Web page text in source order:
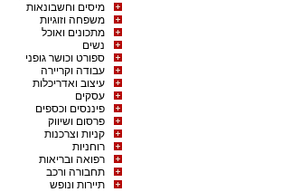
מיסים וחשבונאות
משפחה וזוגיות
מתכונים ואוכל
נשים
ספורט וכושר גופני
עבודה וקריירה
עיצוב ואדריכלות
עסקים
פיננסים וכספים
פרסום ושיווק
קניות וצרכנות
רוחניות
רפואה ובריאות
תחבורה ורכב
תיירות ונופש